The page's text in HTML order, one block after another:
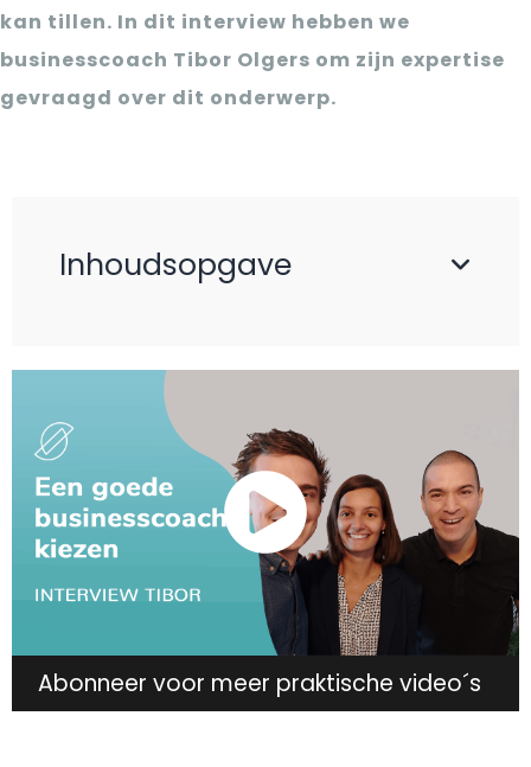
kan tillen. In dit interview hebben we
businesscoach Tibor Olgers om zijn expertise
gevraagd over dit onderwerp.
Inhoudsopgave
Abonneer voor meer praktische video´s